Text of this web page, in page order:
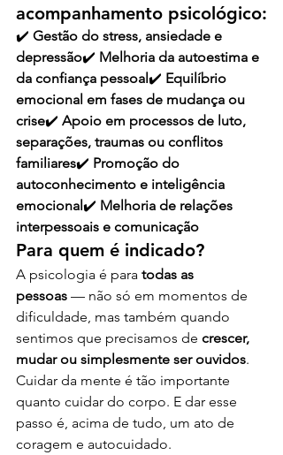
acompanhamento psicológico:
✔️ Gestão do stress, ansiedade e
depressão✔️ Melhoria da autoestima e
da confiança pessoal✔️ Equilíbrio
emocional em fases de mudança ou
crise✔️ Apoio em processos de luto,
separações, traumas ou conflitos
familiares✔️ Promoção do
autoconhecimento e inteligência
emocional✔️ Melhoria de relações
interpessoais e comunicação
Para quem é indicado?
A psicologia é para todas as
pessoas — não só em momentos de
dificuldade, mas também quando
sentimos que precisamos de crescer,
mudar ou simplesmente ser ouvidos.
Cuidar da mente é tão importante
quanto cuidar do corpo. E dar esse
passo é, acima de tudo, um ato de
coragem e autocuidado.